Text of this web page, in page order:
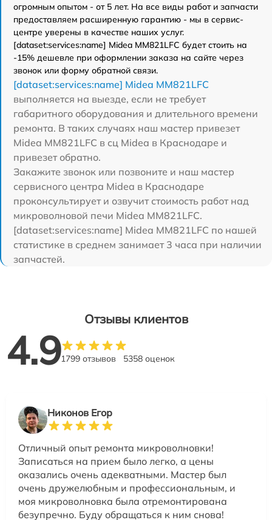
огромным опытом - от 5 лет. На все виды работ и запчасти
предоставляем расширенную гарантию - мы в сервис-
центре уверены в качестве наших услуг.
[dataset:services:name] Midea MM821LFC будет стоить на
-15% дешевле при оформлении заказа на сайте через
звонок или форму обратной связи.
[dataset:services:name] Midea MM821LFC
выполняется на выезде, если не требует
габаритного оборудования и длительного времени
ремонта. В таких случаях наш мастер привезет
Midea MM821LFC в сц Midea в Краснодаре и
привезет обратно.
Закажите звонок или позвоните и наш мастер
сервисного центра Midea в Краснодаре
проконсультирует и озвучит стоимость работ над
микроволновой печи Midea MM821LFC.
[dataset:services:name] Midea MM821LFC по нашей
статистике в среднем занимает 3 часа при наличии
запчастей.
Отзывы клиентов
4.91799 отзывов 5358 оценок
Никонов Егор
Отличный опыт ремонта микроволновки!
Записаться на прием было легко, а цены
оказались очень адекватными. Мастер был
очень дружелюбным и профессиональным, и
моя микроволновка была отремонтирована
безупречно. Буду обращаться к ним снова!